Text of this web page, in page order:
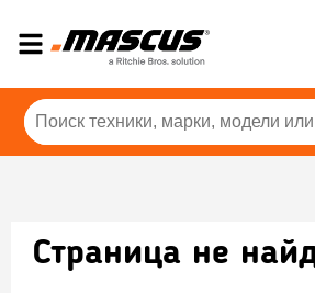
Страница не